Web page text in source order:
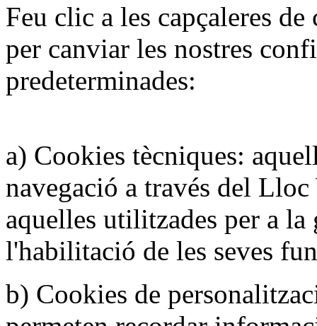
Feu clic a les capçaleres de
per canviar les nostres
predeterminades:
a) Cookies tècniques:
navegació a través del
aquelles utilitzades per a
l'habilitació de les seves
b) Cookies de